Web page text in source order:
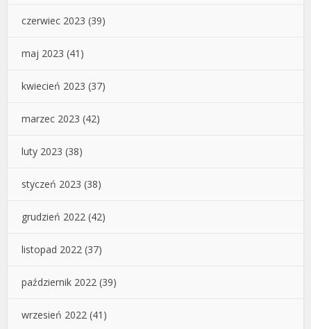
czerwiec 2023 (39)
maj 2023 (41)
kwiecień 2023 (37)
marzec 2023 (42)
luty 2023 (38)
styczeń 2023 (38)
grudzień 2022 (42)
listopad 2022 (37)
październik 2022 (39)
wrzesień 2022 (41)